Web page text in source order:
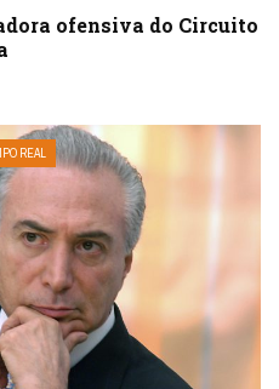
ofensiva do Circuito
REAL